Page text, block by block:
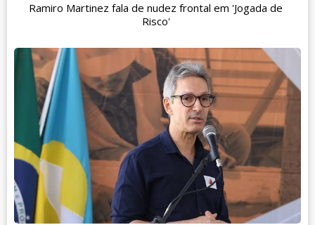
Ramiro Martinez fala de nudez frontal em 'Jogada de
Risco'